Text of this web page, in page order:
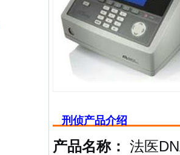
刑侦产品介绍
产品名称： 法医